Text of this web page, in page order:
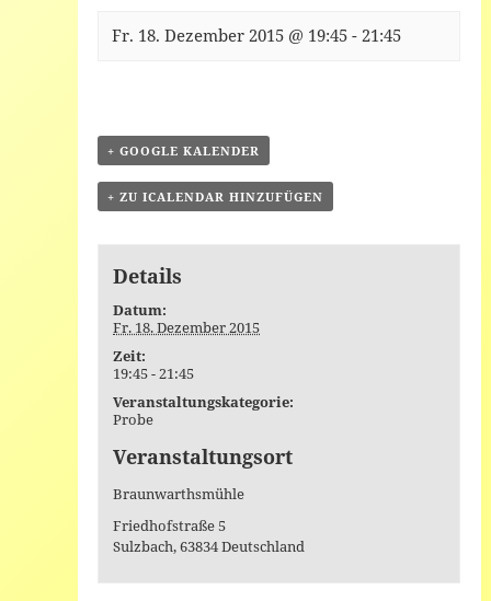
Fr. 18. Dezember 2015 @ 19:45 -21:45
+ GOOGLE KALENDER
+ ZU ICALENDAR HINZUFÜGEN
Details
Datum:
Fr. 18. Dezember 2015
Zeit:
19:45 - 21:45
Veranstaltungskategorie:
Probe
Veranstaltungsort
Braunwarthsmühle
Friedhofstraße 5
Sulzbach,63834Deutschland